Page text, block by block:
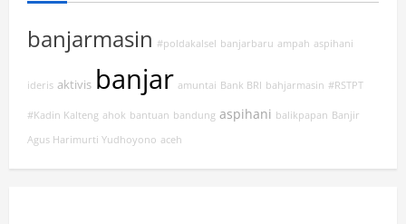
banjarmasin #poldakalsel banjarbaru ampah aspihani
ideris aktivis banjar amuntai Bank BRI bahjarmasin #RSTPT
#Kadin Kalteng ahok bantuan bandung aspihani balikpapan Banjir
Agus Harimurti Yudhoyono aceh